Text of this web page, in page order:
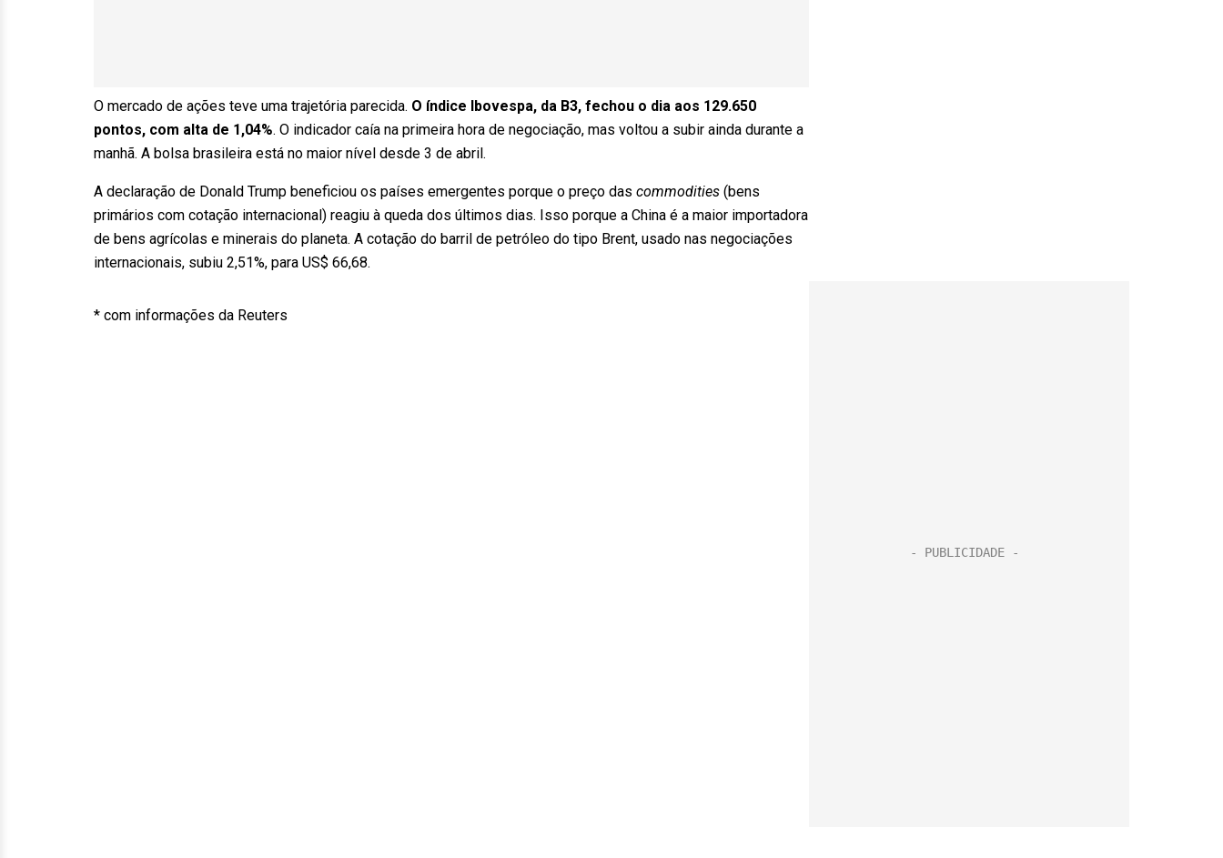
O mercado de ações teve uma trajetória parecida. O índice Ibovespa, da B3, fechou o dia aos 129.650
pontos, com alta de 1,04%. O indicador caía na primeira hora de negociação, mas voltou a subir ainda durante a
manhã. A bolsa brasileira está no maior nível desde 3 de abril.
A declaração de Donald Trump beneficiou os países emergentes porque o preço das commodities (bens
primários com cotação internacional) reagiu à queda dos últimos dias. Isso porque a China é a maior importadora
de bens agrícolas e minerais do planeta. A cotação do barril de petróleo do tipo Brent, usado nas negociações
internacionais, subiu 2,51%, para US$ 66,68.
* com informações da Reuters